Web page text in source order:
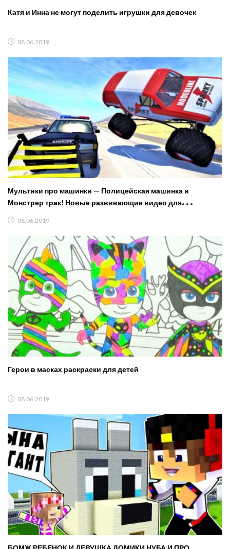
Катя и Инна не могут поделить игрушки для девочек
08.06.2019
Мультики про машинки — Полицейская машинка и
Монстрер трак! Новые развивающие видео для
08.06.2019
Герои в масках раскраски для детей
08.06.2019